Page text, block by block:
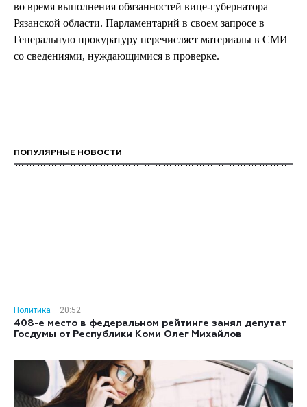
во время выполнения обязанностей вице-губернатора
Рязанской области. Парламентарий в своем запросе в
Генеральную прокуратуру перечисляет материалы в СМИ
со сведениями, нуждающимися в проверке.
ПОПУЛЯРНЫЕ НОВОСТИ
Политика
20:52
408-е место в федеральном рейтинге занял депутат
Госдумы от Республики Коми Олег Михайлов